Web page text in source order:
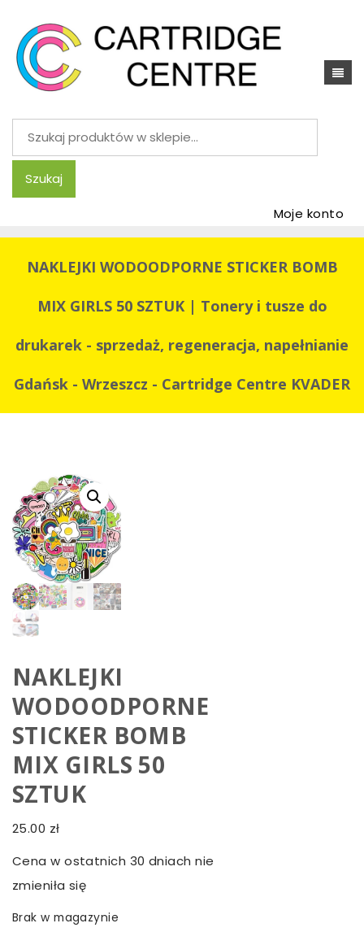
Szukaj:
Szukaj
Moje konto
NAKLEJKI WODOODPORNE STICKER BOMB
MIX GIRLS 50 SZTUK | Tonery i tusze do
drukarek - sprzedaż, regeneracja, napełnianie
Gdańsk - Wrzeszcz - Cartridge Centre KVADER
NAKLEJKI
WODOODPORNE
STICKER BOMB
MIX GIRLS 50
SZTUK
25.00 zł
Cena w ostatnich 30 dniach nie
zmieniła się
Brak w magazynie